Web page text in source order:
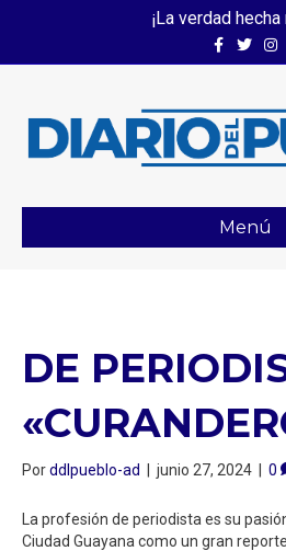
¡La verdad
FacebookTwitter
Menú
DE
Porddlpueblo-ad | junio 27, 2024 | 0
La profesión de periodista es su
Ciudad Guayana como un gran